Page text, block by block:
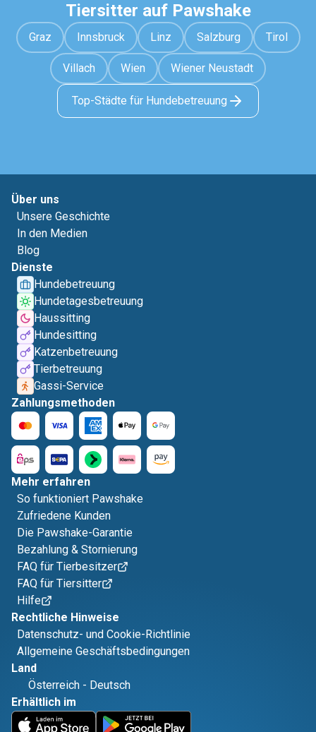
Tiersitter auf Pawshake
Graz Innsbruck Linz Salzburg Tirol
Villach Wien Wiener Neustadt
Top-Städte für Hundebetreuung
Über uns
Unsere Geschichte
In den Medien
Blog
Dienste
Hundebetreuung
Hundetagesbetreuung
Haussitting
Hundesitting
Katzenbetreuung
Tierbetreuung
Gassi-Service
Zahlungsmethoden
Mehr erfahren
So funktioniert Pawshake
Zufriedene Kunden
Die Pawshake-Garantie
Bezahlung & Stornierung
FAQ für Tierbesitzer
FAQ für Tiersitter
Hilfe
Rechtliche Hinweise
Datenschutz- und Cookie-Richtlinie
Allgemeine Geschäftsbedingungen
Land
Österreich - Deutsch
Erhältlich im